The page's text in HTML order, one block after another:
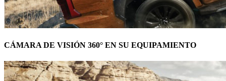
CÁMARA DE VISIÓN 360° EN SU EQUIPAMIENTO